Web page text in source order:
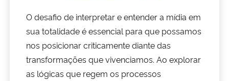
Controladoria-Geral da União
Ministério da Mulher, da Família e dos Direitos Humanos
Secretaria-Geral
O desafio de interpretar e entender a mídia em
sua totalidade é essencial para que possamos
nos posicionar criticamente diante das
transformações que vivenciamos. Ao explorar
as lógicas que regem os processos